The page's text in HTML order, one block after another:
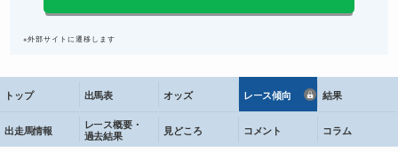
イレジン
マルキザ 116
ファイブジーパッチ 113
※外部サイトに遷移します
トップ 出馬表 オッズ レース傾向 結果
出走馬情報
レース概要・
過去結果
見どころ コメント コラム